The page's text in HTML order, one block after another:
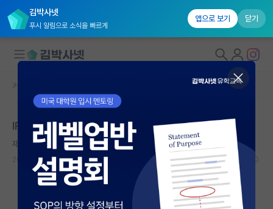
김박사넷
푸시 알림으로 소식을 빠르게
앱으로 보기 닫기
대학원생 모집
국내대학원 정보
연구실&오픈랩
커뮤니티
커뮤니티 홈
커뮤니티 홈
IRIS 다운?
재빠른 니콜라 테슬라
2025.05.14 1 1565